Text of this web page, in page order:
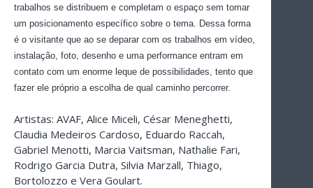
trabalhos se distribuem e completam o espaço sem tomar
um posicionamento específico sobre o tema. Dessa forma
é o visitante que ao se deparar com os trabalhos em vídeo,
instalação, foto, desenho e uma performance entram em
contato com um enorme leque de possibilidades, tento que
fazer ele próprio a escolha de qual caminho percorrer.
Artistas: AVAF, Alice Miceli, César Meneghetti,
Claudia Medeiros Cardoso, Eduardo Raccah,
Gabriel Menotti, Marcia Vaitsman, Nathalie Fari,
Rodrigo Garcia Dutra, Silvia Marzall, Thiago,
Bortolozzo e Vera Goulart.